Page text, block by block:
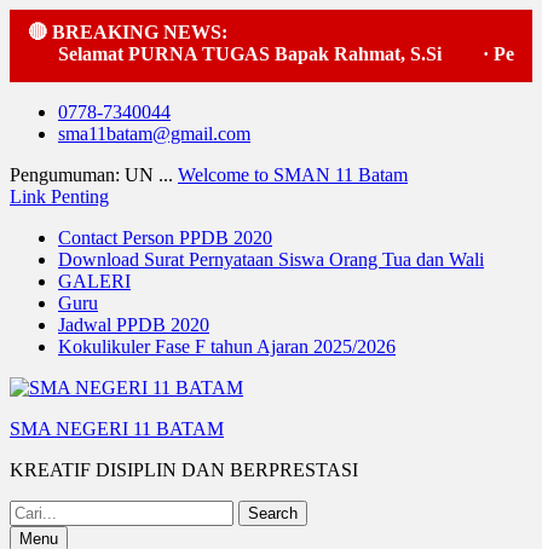
🔴 BREAKING NEWS:
Selamat PURNA TUGAS Bapak Rahmat, S.Si
Skip
0778-7340044
sma11batam@gmail.com
Pengumuman: UN ... Welcome to SMAN 11 Batam
Link Penting
Contact Person PPDB 2020
Download Surat Pernyataan Siswa Orang Tua dan Wali
GALERI
Guru
Jadwal PPDB 2020
Kokulikuler Fase F tahun Ajaran 2025/2026
SMA NEGERI 11 BATAM
KREATIF DISIPLIN DAN BERPRESTASI
Search
for:Menu